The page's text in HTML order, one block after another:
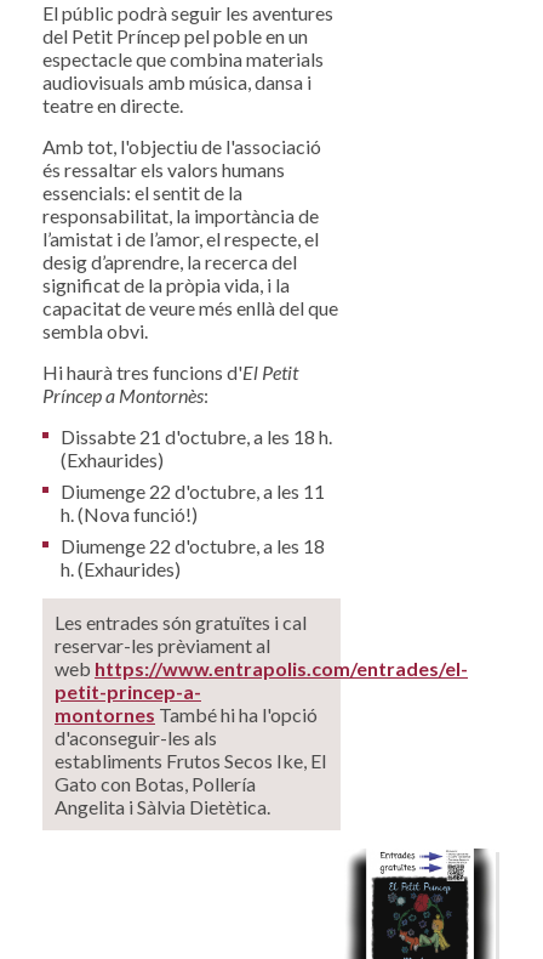
El públic podrà seguir les aventures
del Petit Príncep pel poble en un
espectacle que combina materials
audiovisuals amb música, dansa i
teatre en directe.
Amb tot, l'objectiu de l'associació
és ressaltar els valors humans
essencials: el sentit de la
responsabilitat, la importància de
l’amistat i de l’amor, el respecte, el
desig d’aprendre, la recerca del
significat de la pròpia vida, i la
capacitat de veure més enllà del que
sembla obvi.
Hi haurà tres funcions d'El Petit
Príncepa Montornès:
Dissabte 21 d'octubre, a les 18 h.
(Exhaurides)
Diumenge 22 d'octubre, a les 11
h. (Nova funció!)
Diumenge 22 d'octubre, a les 18
h. (Exhaurides)
Les entrades són gratuïtes i cal
reservar-les prèviament al
web https://www.entrapolis.com/entrades/el-
petit-princep-a-
montornes També hi ha l'opció
d'aconseguir-les als
establiments Frutos Secos Ike, El
Gato con Botas, Pollería
Angelita i Sàlvia Dietètica.